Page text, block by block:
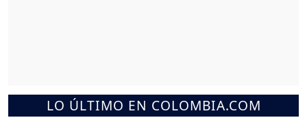
LO ÚLTIMO EN COLOMBIA.COM